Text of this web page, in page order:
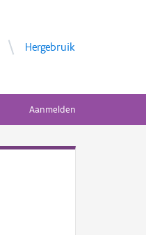
Hergebruik
Aanmelden